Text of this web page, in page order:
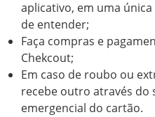
aplicativo, em uma
de entender;
Faça compras e
Chekcout;
Em caso de roubo ou
recebe outro através do
emergencial do cartão.